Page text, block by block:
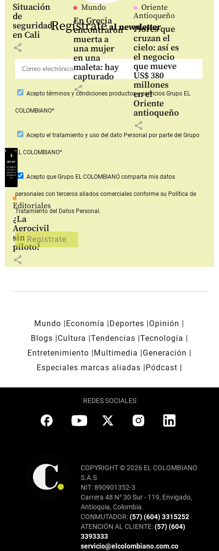
Situación
de
seguridad
en Cali
share
Mundo
En Grecia
encontraron
muerta a
una mujer
en una
maleta: hay
capturado
share
Oriente
Antioqueño
Flores que
cruzan el
cielo: así es
el negocio
que mueve
US$ 380
millones
en el
Oriente
antioqueño
share
Editoriales
¿La
Aerocivil
sin
piloto?
share
Regístrateal newsletter
Aceptotérminos y condiciones productos y serviciosGrupo EL
COLOMBIANO*
Acepto el tratamiento y uso del dato Personal por parte del Grupo
EL COLOMBIANO*
Acepto que Grupo EL COLOMBIANOcomparta mis datos
personales con terceros aliados comerciales conforme su Política de
Tratamiento del Datos Personal.
Mundo Economía Deportes
Opinión
Blogs
Cultura Tendencias Tecnología
Entretenimiento
Multimedia
Generación
Especiales marcas aliadas
Pódcast
REDES SOCIALES
COPYRIGHT © 2026 EL COLOMBIANO
S.A.S
NIT: 890901352-3
Carrera 48 N° 30 Sur - 119, Envigado,
Antioquia, Colombia.
CONMUTADOR:(57) (604) 3315252
ATENCIÓN AL CLIENTE:(57) (604)
3393333
servicio@elcolombiano.com.co